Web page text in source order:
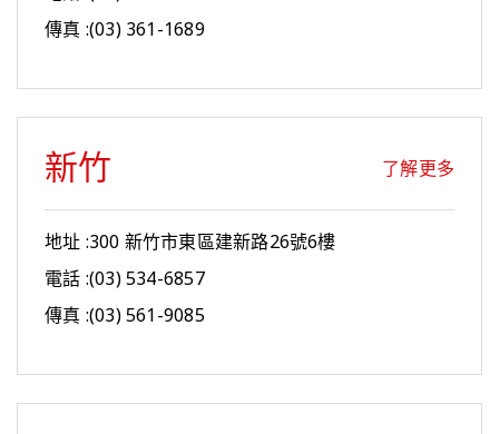
傳真 :(03) 361-1689
新竹 了解更多
地址 :300 新竹市東區建新路26號6樓
電話 :(03) 534-6857
傳真 :(03) 561-9085